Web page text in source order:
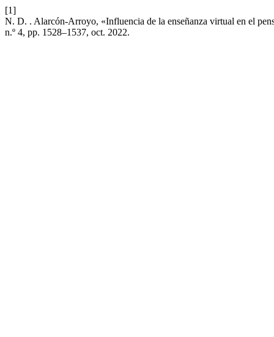
[1]
N. D. . Alarcón-Arroyo, «Influencia de la enseñanza virtual en el
n.º 4, pp. 1528–1537, oct. 2022.